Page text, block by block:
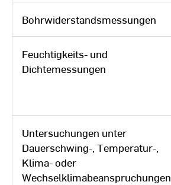
Bohrwiderstandsmessungen
Feuchtigkeits- und
Dichtemessungen
Untersuchungen unter
Dauerschwing-, Temperatur-,
Klima- oder
Wechselklimabeanspruchungen